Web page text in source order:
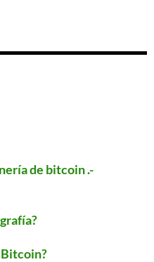
de bitcoin .-
Bitcoin?